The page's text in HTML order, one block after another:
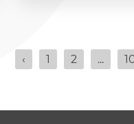
‹ 1 2 ...